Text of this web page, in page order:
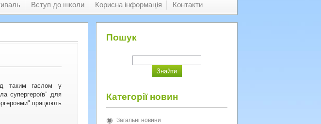
Вступ до школи Корисна інформація Контакти
таким гаслом у
супергероїв” для
працюють
Пошук
Категорії новин
Загальні новини